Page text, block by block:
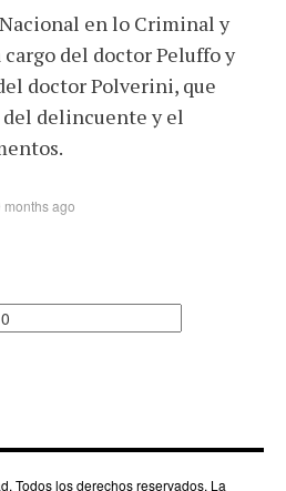
en lo Criminal y
cargo del doctor Peluffo y
doctor Polverini, que
delincuente y el
months ago
Todos los derechos reservados. La